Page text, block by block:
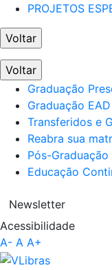
PROJETOS
Voltar
Voltar
Graduação
Graduação
Transferidos e
Reabra sua
Pós-Graduação
Educação
Newsletter
Acessibilidade
A- A A+